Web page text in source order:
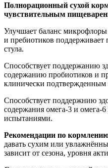
Полнорационный сухой
чувствительным
Улучшает баланс
и пребиотиков
стула.
Способствует поддержанию
содержанию пробиотиков и
клинически подтвержденным
Способствует поддержнию
содержания омега-3 и омега-
испытаниями.
Рекомендации по
давать сухим или
зависит от сезона, уровня